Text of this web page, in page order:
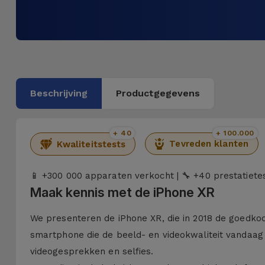
Beschrijving Productgegevens
Kwaliteitstests
+ 40
Tevreden klanten
+ 100.000
📱 +300 000 apparaten verkocht | 🔧 +40
Maak kennis met de iPhone XR
We presenteren de iPhone XR, die in 2018 de
smartphone die de beeld- en videokwaliteit
videogesprekken en selfies.